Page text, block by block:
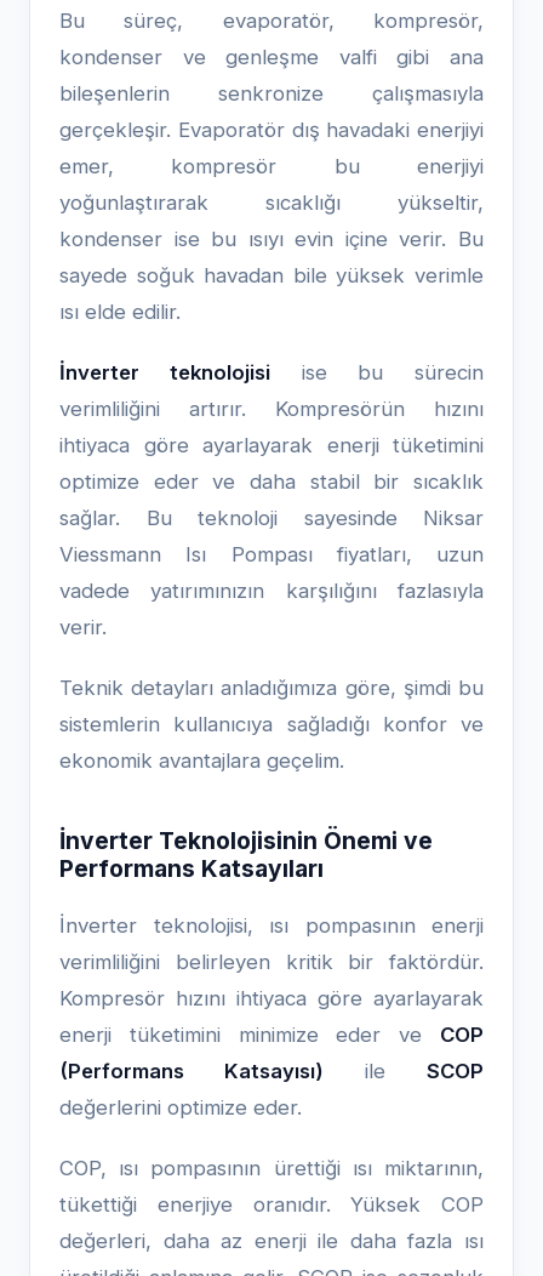
Bu süreç, evaporatör, kompresör,
kondenser ve genleşme valfi gibi ana
bileşenlerin senkronize çalışmasıyla
gerçekleşir. Evaporatör dış havadaki enerjiyi
emer, kompresör bu enerjiyi
yoğunlaştırarak sıcaklığı yükseltir,
kondenser ise bu ısıyı evin içine verir. Bu
sayede soğuk havadan bile yüksek verimle
ısı elde edilir.
İnverter teknolojisiise bu sürecin
verimliliğini artırır. Kompresörün hızını
ihtiyaca göre ayarlayarak enerji tüketimini
optimize eder ve daha stabil bir sıcaklık
sağlar. Bu teknoloji sayesinde Niksar
Viessmann Isı Pompası fiyatları, uzun
vadede yatırımınızın karşılığını fazlasıyla
verir.
Teknik detayları anladığımıza göre, şimdi bu
sistemlerin kullanıcıya sağladığı konfor ve
ekonomik avantajlara geçelim.
İnverter Teknolojisinin Önemi ve
Performans Katsayıları
İnverter teknolojisi, ısı pompasının enerji
verimliliğini belirleyen kritik bir faktördür.
Kompresör hızını ihtiyaca göre ayarlayarak
enerji tüketimini minimize eder ve COP
(Performans Katsayısı) ile SCOP
değerlerini optimize eder.
COP, ısı pompasının ürettiği ısı miktarının,
tükettiği enerjiye oranıdır. Yüksek COP
değerleri, daha az enerji ile daha fazla ısı